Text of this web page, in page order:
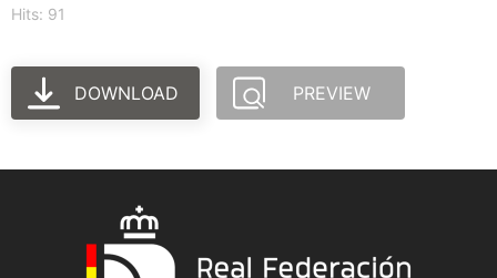
Hits: 91
DOWNLOAD PREVIEW